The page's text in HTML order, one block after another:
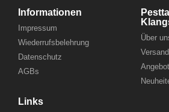
Informationen
Impressum
Wiederrufsbelehrung
Datenschutz
AGBs
Über
Links